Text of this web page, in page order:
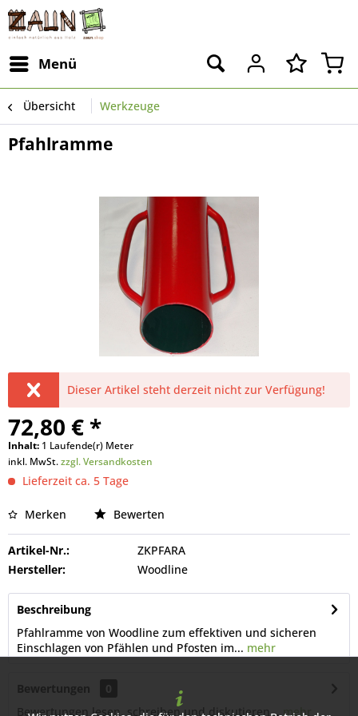
Menü
Übersicht Werkzeuge
Pfahlramme
Dieser Artikel steht derzeit nicht zur Verfügung!
72,80 € *
Inhalt: 1 Laufende(r) Meter
inkl. MwSt.zzgl. Versandkosten
Lieferzeit ca. 5 Tage
Merken Bewerten
Artikel-Nr.:
ZKPFARA
Hersteller:
Woodline
Beschreibung
Pfahlramme von Woodline zum effektiven und sicheren
Einschlagen von Pfählen und Pfosten im... mehr
Bewertungen
0
Bewertungen lesen, schreiben und diskutieren...mehr